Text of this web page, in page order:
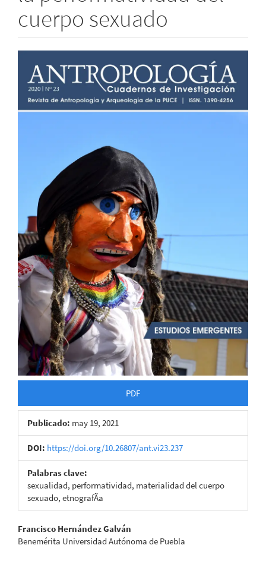
cuerpo sexuado
Barra
lateral
del
PDF
Publicado: may 19, 2021
DOI: https://doi.org/10.26807/ant.vi23.237
Palabras clave:
sexualidad, performatividad, materialidad del cuerpo
sexuado, etnografÃ­a
Contenido
Francisco Hernández Galván
Benemérita Universidad Autónoma de Puebla